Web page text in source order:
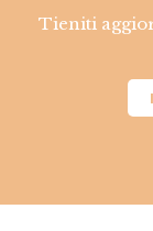
Tieniti